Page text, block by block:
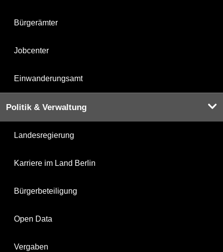
Bürgerämter
Jobcenter
Einwanderungsamt
Politik & Verwaltung
Landesregierung
Karriere im Land Berlin
Bürgerbeteiligung
Open Data
Vergaben